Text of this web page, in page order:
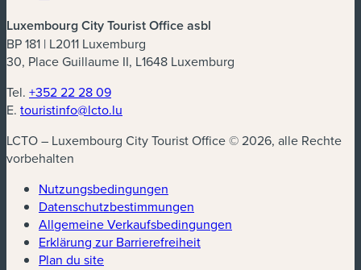
Luxembourg City Tourist Office asbl
BP 181 | L2011 Luxemburg
30, Place Guillaume II, L1648 Luxemburg
Tel. +352 22 28 09
E. touristinfo@lcto.lu
LCTO – Luxembourg City Tourist Office © 2026, alle Rechte
vorbehalten
Nutzungsbedingungen
Datenschutzbestimmungen
Allgemeine Verkaufsbedingungen
Erklärung zur Barrierefreiheit
Plan du site